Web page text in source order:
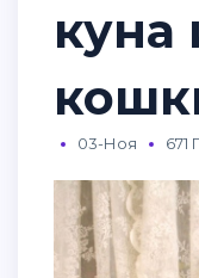
куна
03-Ноя